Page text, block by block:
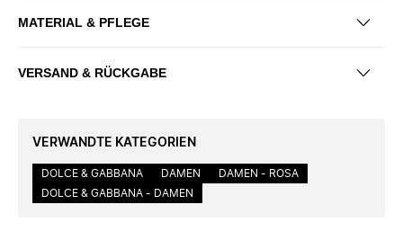
MATERIAL & PFLEGE
VERSAND & RÜCKGABE
VERWANDTE KATEGORIEN
DOLCE & GABBANA DAMEN
DAMEN - ROSA
DOLCE & GABBANA - DAMEN